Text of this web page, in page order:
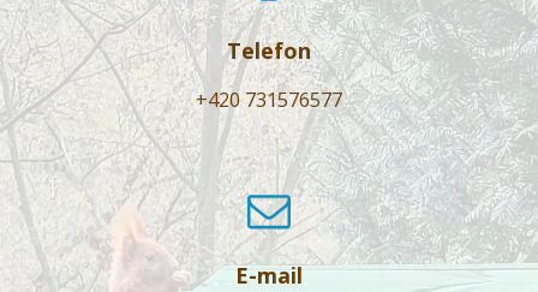
Telefon
+420 731576577
E-mail